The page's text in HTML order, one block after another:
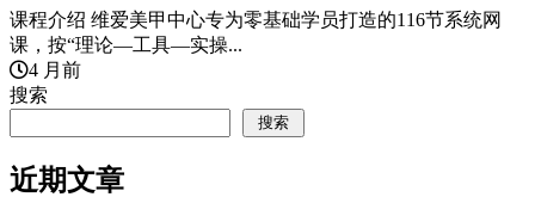
课程介绍 维爱美甲中心专为零基础学员打造的116节系统网
课，按“理论—工具—实操...
4 月前
搜索
搜索
近期文章